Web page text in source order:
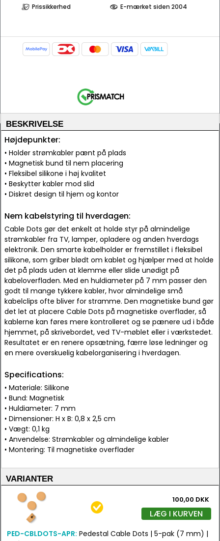
Prissikkerhed
E-mærket siden 2004
BESKRIVELSE
Højdepunkter:
• Holder strømkabler pænt på plads
• Magnetisk bund til nem placering
• Fleksibel silikone i høj kvalitet
• Beskytter kabler mod slid
• Diskret design til hjem og kontor
Nem kabelstyring til hverdagen:
Cable Dots gør det enkelt at holde styr på almindelige
strømkabler fra TV, lamper, opladere og anden hverdags
elektronik. Den smarte kabelholder er fremstillet i fleksibel
silikone, som griber blødt om kablet og hjælper med at holde
det på plads uden at klemme eller slide unødigt på
kabeloverfladen. Med en huldiameter på 7 mm passer den
godt til mange tykkere kabler, hvor almindelige små
kabelclips ofte bliver for stramme. Den magnetiske bund gør
det let at placere Cable Dots på magnetiske overflader, så
kablerne kan føres mere kontrolleret og se pænere ud i både
hjemmet, på skrivebordet, ved TV-møblet eller i værkstedet.
Resultatet er en renere opsætning, færre løse ledninger og
en mere overskuelig kabelorganisering i hverdagen.
Specifications:
• Materiale: Silikone
• Bund: Magnetisk
• Huldiameter: 7 mm
• Dimensioner: H x B: 0,8 x 2,5 cm
• Vægt: 0,1 kg
• Anvendelse: Strømkabler og almindelige kabler
• Montering: Til magnetiske overflader
VARIANTER
100,00 DKK
LÆG I KURVEN
PED-CBLDOTS-APR: Pedestal Cable Dots | 5-pak (7 mm) |